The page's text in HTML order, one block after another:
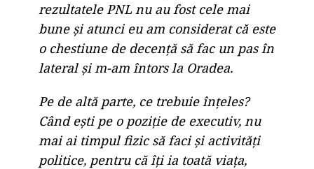
rezultatele PNL nu au fost cele mai
bune şi atunci eu am considerat că este
o chestiune de decenţă să fac un pas în
lateral şi m-am întors la Oradea.
Pe de altă parte, ce trebuie înţeles?
Când eşti pe o poziţie de executiv, nu
mai ai timpul fizic să faci şi activităţi
politice, pentru că îţi ia toată viaţa,